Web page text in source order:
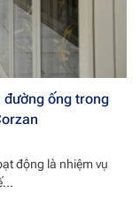
đường ống trong
động là nhiệm vụ